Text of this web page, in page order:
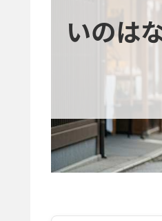
いのは